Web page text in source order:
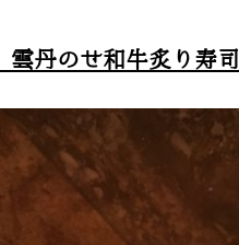
雲丹のせ和牛炙り寿司